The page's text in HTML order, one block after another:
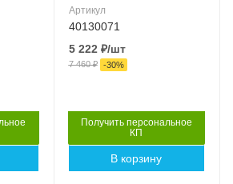
Материал лотка и
решетки
Вес, кг
BGF 30
Артикул
40130071
BGF, № 5-0
Артикул
40130071
5 222 ₽/шт
7 460₽ -30%
Получить персональное
КП
В корзину